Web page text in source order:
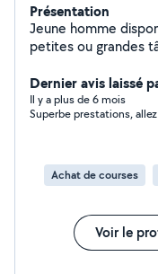
Présentation
Jeune homme
petites ou grandes
Dernier avis laissé
Il y a plus de 6 mois
Superbe prestations,
Achat de courses
Voir le